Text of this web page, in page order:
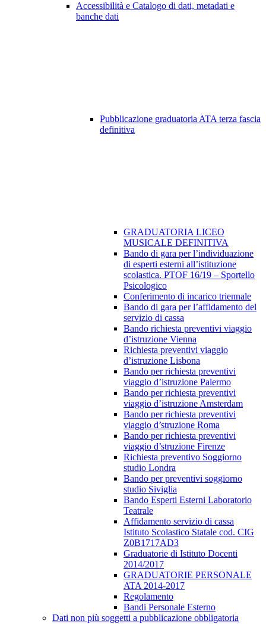
Accessibilità e Catalogo di dati, metadati e
banche dati
Pubblicazione graduatoria ATA terza fascia
definitiva
GRADUATORIA LICEO
MUSICALE DEFINITIVA
Bando di gara per l’individuazione
di esperti esterni all’istituzione
scolastica. PTOF 16/19 – Sportello
Psicologico
Conferimento di incarico triennale
Bando di gara per l’affidamento del
servizio di cassa
Bando richiesta preventivi viaggio
d’istruzione Vienna
Richiesta preventivi viaggio
d’istruzione Lisbona
Bando per richiesta preventivi
viaggio d’istruzione Palermo
Bando per richiesta preventivi
viaggio d’istruzione Amsterdam
Bando per richiesta preventivi
viaggio d’struzione Roma
Bando per richiesta preventivi
viaggio d’struzione Firenze
Richiesta preventivo Soggiorno
studio Londra
Bando per preventivi soggiorno
studio Siviglia
Bando Esperti Esterni Laboratorio
Teatrale
Affidamento servizio di cassa
Istituto Scolastico Statale cod. CIG
Z0B1717AD3
Graduatorie di Istituto Docenti
2014/2017
GRADUATORIE PERSONALE
ATA 2014-2017
Regolamento
Bandi Personale Esterno
Dati non più soggetti a pubblicazione obbligatoria